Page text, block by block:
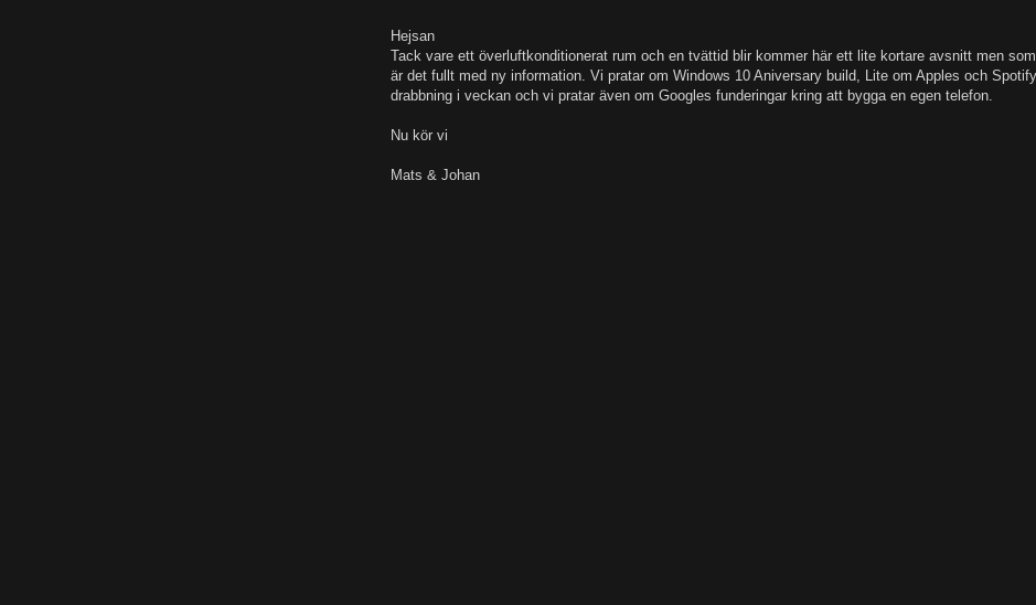
Hejsan
Tack vare ett överluftkonditionerat rum och en tvättid blir kommer här ett lite kortare avsnitt men
är det fullt med ny information. Vi pratar om Windows 10 Aniversary build, Lite om Apples och
drabbning i veckan och vi pratar även om Googles funderingar kring att bygga en egen telefon.
Nu kör vi
Mats & Johan